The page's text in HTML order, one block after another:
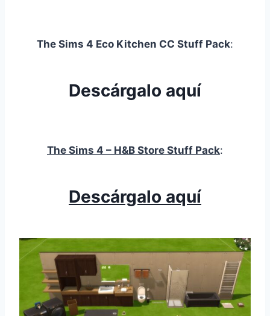
The Sims 4 Eco Kitchen CC Stuff Pack:
Descárgalo aquí
The Sims 4 – H&B Store Stuff Pack:
Descárgalo aquí